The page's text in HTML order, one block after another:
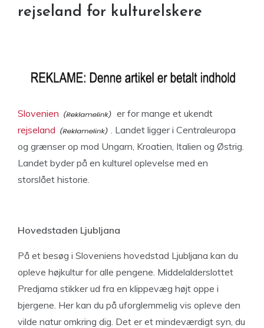
rejseland for kulturelskere
Slovenien
er for mange et ukendt
rejseland
. Landet ligger i Centraleuropa
og grænser op mod Ungarn, Kroatien, Italien og Østrig.
Landet byder på en kulturel oplevelse med en
storslået historie.
Hovedstaden Ljubljana
På et besøg i Sloveniens hovedstad Ljubljana kan du
opleve højkultur for alle pengene. Middelalderslottet
Predjama stikker ud fra en klippevæg højt oppe i
bjergene. Her kan du på uforglemmelig vis opleve den
vilde natur omkring dig. Det er et mindeværdigt syn, du